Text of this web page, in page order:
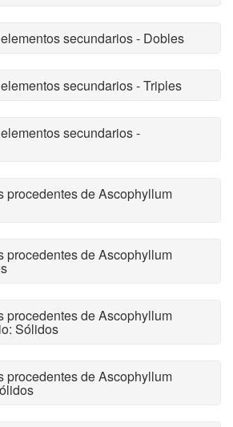
secundarios - Dobles
secundarios - Triples
secundarios -
procedentes de Ascophyllum
procedentes de Ascophyllum
procedentes de Ascophyllum
Sólidos
procedentes de Ascophyllum